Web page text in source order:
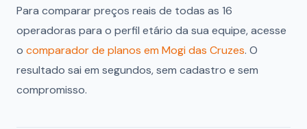
Para comparar preços reais de todas as 16
operadoras para o perfil etário da sua equipe, acesse
o comparador de planos em Mogi das Cruzes. O
resultado sai em segundos, sem cadastro e sem
compromisso.